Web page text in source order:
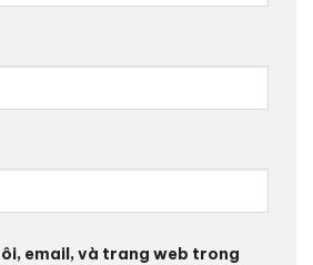
email, và trang web trong